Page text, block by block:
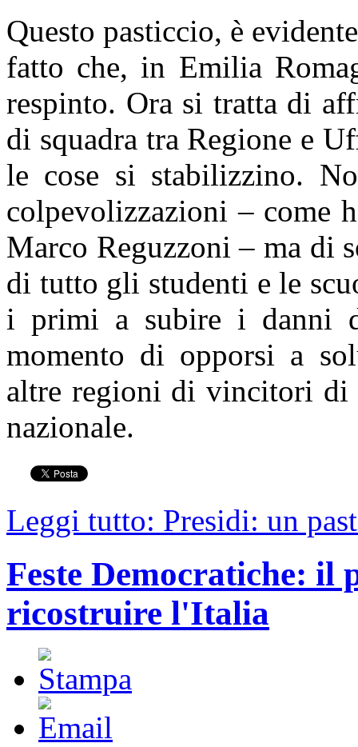
Questo pasticcio, è
fatto che, in Emilia
respinto. Ora si tratta di
di squadra tra Regione e
le cose si stabilizzino.
colpevolizzazioni – come
Marco Reguzzoni – ma di
di tutto gli studenti e le
i primi a subire i danni
momento di opporsi a
altre regioni di vincitori di
nazionale.
Leggi tutto: Presidi: un
Feste Democratiche: il
ricostruire l'Italia